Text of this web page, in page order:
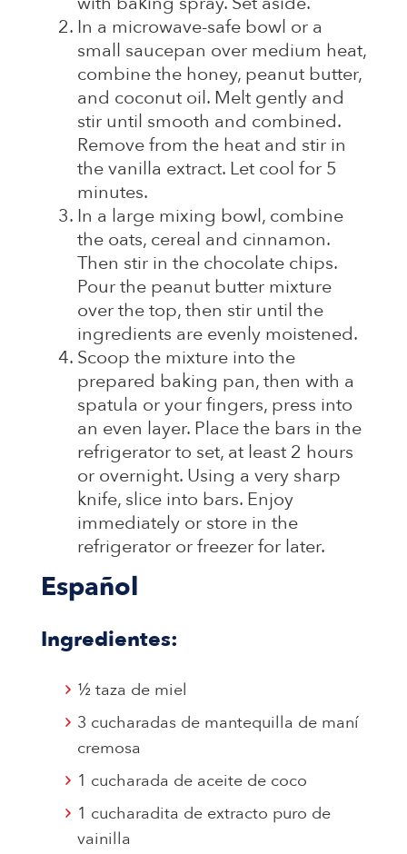
In a microwave-safe bowl or a
small saucepan over medium heat,
combine the honey, peanut butter,
and coconut oil. Melt gently and
stir until smooth and combined.
Remove from the heat and stir in
the vanilla extract. Let cool for 5
minutes.
In a large mixing bowl, combine
the oats, cereal and cinnamon.
Then stir in the chocolate chips.
Pour the peanut butter mixture
over the top, then stir until the
ingredients are evenly moistened.
Scoop the mixture into the
prepared baking pan, then with a
spatula or your fingers, press into
an even layer. Place the bars in the
refrigerator to set, at least 2 hours
or overnight. Using a very sharp
knife, slice into bars. Enjoy
immediately or store in the
refrigerator or freezer for later.
Español
Ingredientes:
½ taza de miel
3 cucharadas de mantequilla de maní
cremosa
1 cucharada de aceite de coco
1 cucharadita de extracto puro de
vainilla